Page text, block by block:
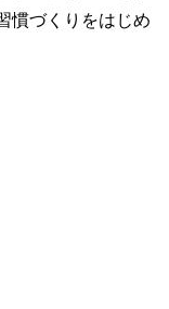
慣づくりをはじめ